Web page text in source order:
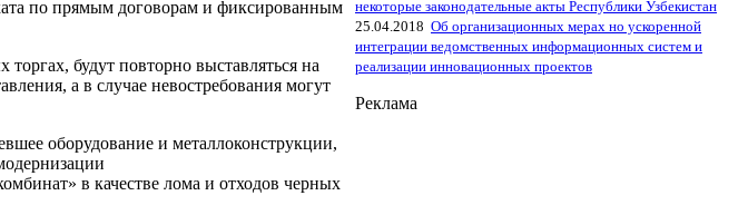
по прямым договорам и фиксированным
будут повторно выставляться на
а в случае невостребования могут
оборудование и металлоконструкции,
в качестве лома и отходов черных
некоторые законодательные акты Республики Узбекистан
25.04.2018 Об организационных мерах но ускоренной
интеграции ведомственных информационных систем и
реализации инновационных проектов
Реклама